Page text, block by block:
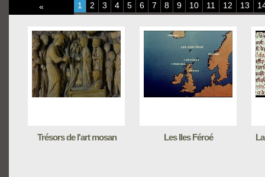
« 1 2 3 4 5 6 7 8 9 10 11 12 13
Trésors de l'art mosan Les Iles Féroé